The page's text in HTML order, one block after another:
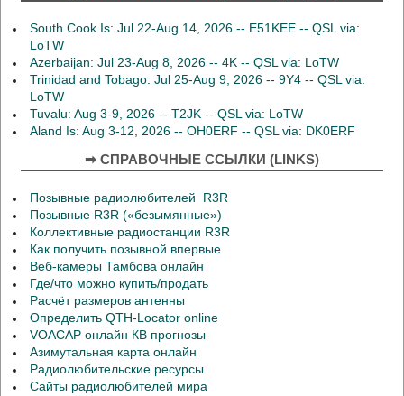
South Cook Is: Jul 22-Aug 14, 2026 -- E51KEE -- QSL via:
LoTW
Azerbaijan: Jul 23-Aug 8, 2026 -- 4K -- QSL via: LoTW
Trinidad and Tobago: Jul 25-Aug 9, 2026 -- 9Y4 -- QSL via:
LoTW
Tuvalu: Aug 3-9, 2026 -- T2JK -- QSL via: LoTW
Aland Is: Aug 3-12, 2026 -- OH0ERF -- QSL via: DK0ERF
➡ СПРАВОЧНЫЕ ССЫЛКИ (LINKS)
Позывные радиолюбителей R3R
Позывные R3R («безымянные»)
Коллективные радиостанции R3R
Как получить позывной впервые
Веб-камеры Тамбова онлайн
Где/что можно купить/продать
Расчёт размеров антенны
Определить QTH-Locator online
VOACAP онлайн КВ прогнозы
Азимутальная карта онлайн
Радиолюбительские ресурсы
Сайты радиолюбителей мира